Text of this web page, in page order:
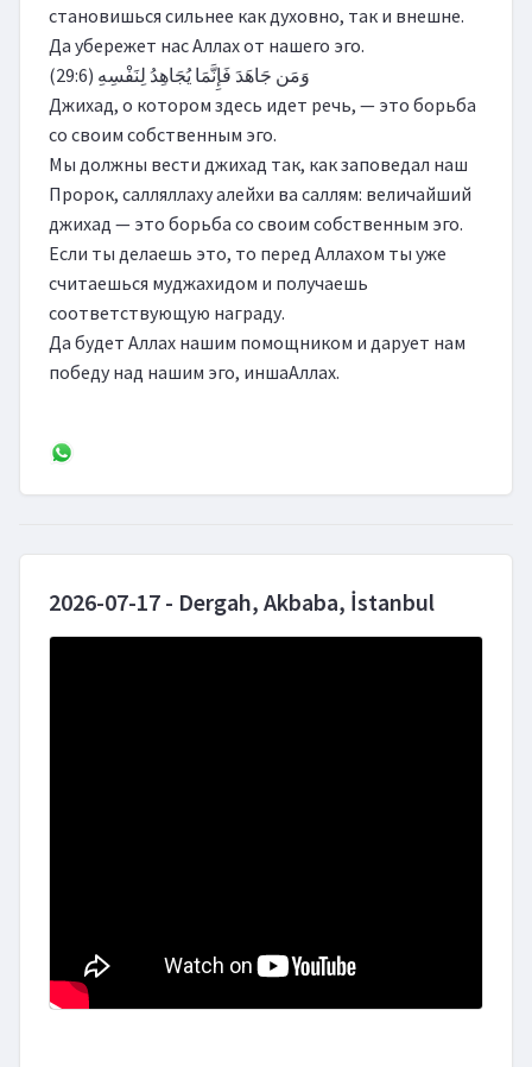
становишься сильнее как духовно, так и внешне.
Да убережет нас Аллах от нашего эго.
وَمَن جَاهَدَ فَإِنَّمَا يُجَاهِدُ لِنَفْسِهِ (29:6)
Джихад, о котором здесь идет речь, — это борьба
со своим собственным эго.
Мы должны вести джихад так, как заповедал наш
Пророк, салляллаху алейхи ва саллям: величайший
джихад — это борьба со своим собственным эго.
Если ты делаешь это, то перед Аллахом ты уже
считаешься муджахидом и получаешь
соответствующую награду.
Да будет Аллах нашим помощником и дарует нам
победу над нашим эго, иншаАллах.
2026-07-17 - Dergah, Akbaba, İstanbul